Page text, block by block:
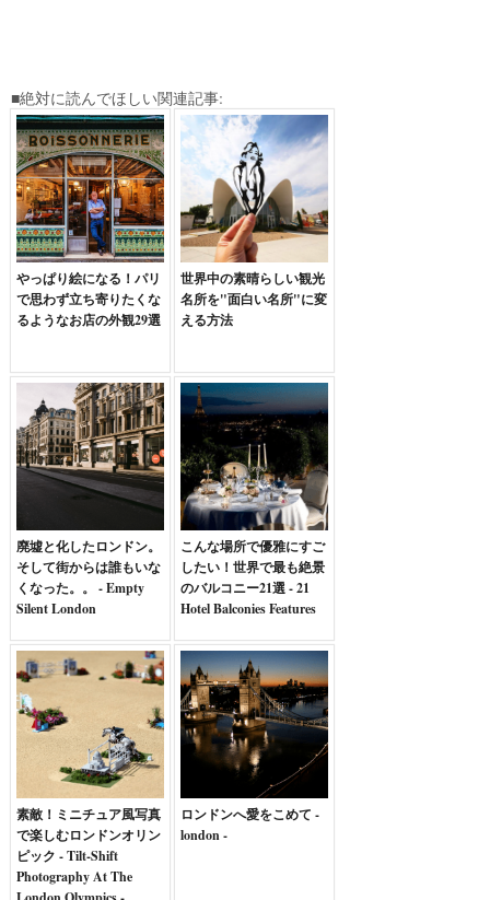
■絶対に読んでほしい関連記事:
やっぱり絵になる！パリ
で思わず立ち寄りたくな
るようなお店の外観29選
世界中の素晴らしい観光
名所を"面白い名所"に変
える方法
廃墟と化したロンドン。
そして街からは誰もいな
くなった。。 - Empty
Silent London
こんな場所で優雅にすご
したい！世界で最も絶景
のバルコニー21選 - 21
Hotel Balconies Features
素敵！ミニチュア風写真
で楽しむロンドンオリン
ピック - Tilt-Shift
Photography At The
ロンドンへ愛をこめて -
london -